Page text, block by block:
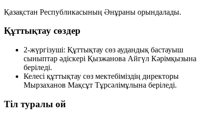
Қазақстан Республикасының Әнұраны орындалады.
Құттықтау сөздер
2-жүргізуші: Құттықтау сөз аудандық бастауыш
сыныптар әдіскері Қызжанова Айгүл Кәрімқызына
беріледі.
Келесі құттықтау сөз мектебіміздің директоры
Мырзаханов Мақсұт Тұрсәлімұлына беріледі.
Тіл туралы ой